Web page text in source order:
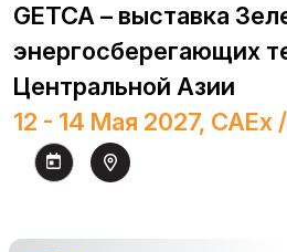
GETCA – выставка
энергосберегающих
Центральной Азии
12 - 14 Мая 2027, CAEx